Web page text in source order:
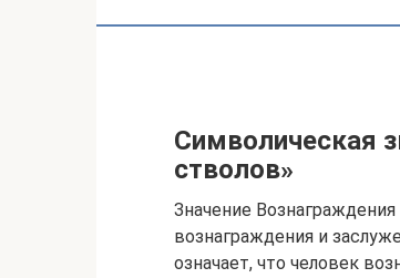
Символическая
стволов»
Значение
вознаграждения и
означает, что человек